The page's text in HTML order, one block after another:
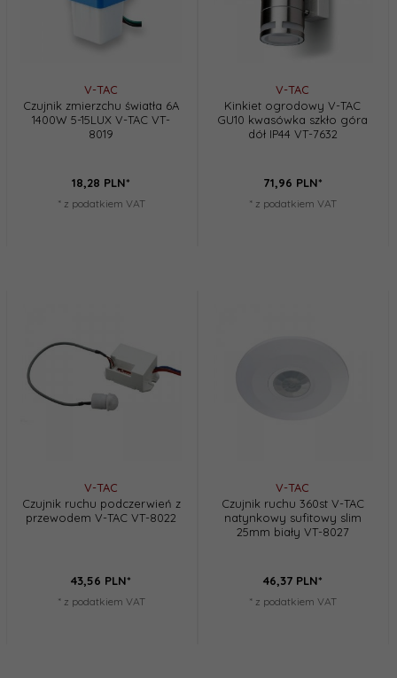
V-TAC
Czujnik zmierzchu światła 6A
1400W 5-15LUX V-TAC VT-
8019
18,28 PLN*
* z podatkiem VAT
V-TAC
Kinkiet ogrodowy V-TAC
GU10 kwasówka szkło góra
dół IP44 VT-7632
71,96 PLN*
* z podatkiem VAT
V-TAC
Czujnik ruchu podczerwień z
przewodem V-TAC VT-8022
43,56 PLN*
* z podatkiem VAT
V-TAC
Czujnik ruchu 360st V-TAC
natynkowy sufitowy slim
25mm biały VT-8027
46,37 PLN*
* z podatkiem VAT